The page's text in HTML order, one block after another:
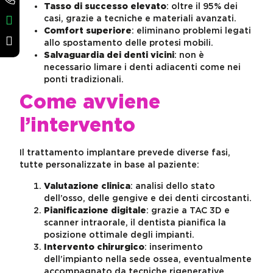
Tasso di successo elevato: oltre il 95% dei
casi, grazie a tecniche e materiali avanzati.
Comfort superiore: eliminano problemi legati
allo spostamento delle protesi mobili.
Salvaguardia dei denti vicini: non è
necessario limare i denti adiacenti come nei
ponti tradizionali.
Come avviene
l’intervento
Il trattamento implantare prevede diverse fasi,
tutte personalizzate in base al paziente:
Valutazione clinica: analisi dello stato
dell’osso, delle gengive e dei denti circostanti.
Pianificazione digitale: grazie a TAC 3D e
scanner intraorale, il dentista pianifica la
posizione ottimale degli impianti.
Intervento chirurgico: inserimento
dell’impianto nella sede ossea, eventualmente